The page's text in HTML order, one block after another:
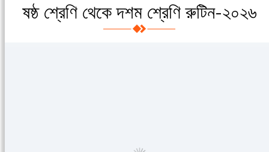
ষষ্ঠ শ্রেণি থেকে দশম শ্রেণি রুটিন-২০২৬